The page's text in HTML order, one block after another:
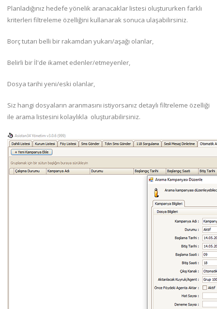
Planladığınız hedefe yönelik aranacaklar listesi oluştururken farklı
kriterleri filtreleme özelliğini kullanarak sonuca ulaşabilirsiniz.
Borç tutarı belli bir rakamdan yukarı/aşağı olanlar,
Belirli bir İl'de ikamet edenler/etmeyenler,
Dosya tarihi yeni/eski olanlar,
Siz hangi dosyaların aranmasını istiyorsanız detaylı filtreleme özelliği
ile arama listesini kolaylıkla oluşturabilirsiniz.